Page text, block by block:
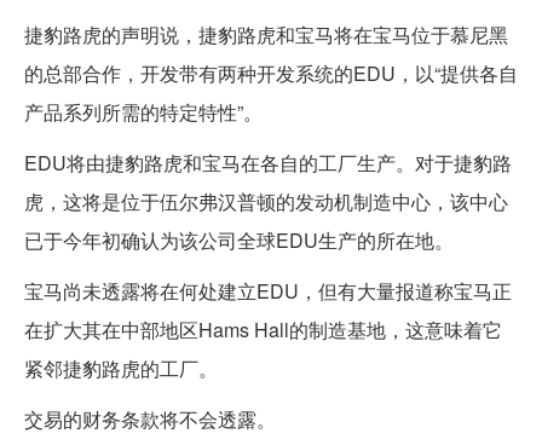
捷豹路虎的声明说，捷豹路虎和宝马将在宝马位于慕尼黑
的总部合作，开发带有两种开发系统的EDU，以“提供各自
产品系列所需的特定特性”。
EDU将由捷豹路虎和宝马在各自的工厂生产。对于捷豹路
虎，这将是位于伍尔弗汉普顿的发动机制造中心，该中心
已于今年初确认为该公司全球EDU生产的所在地。
宝马尚未透露将在何处建立EDU，但有大量报道称宝马正
在扩大其在中部地区Hams Hall的制造基地，这意味着它
紧邻捷豹路虎的工厂。
交易的财务条款将不会透露。